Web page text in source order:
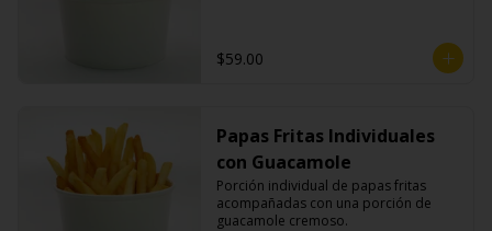
$59.00
Papas Fritas Individuales
con Guacamole
Porción individual de papas fritas
acompañadas con una porción de
guacamole cremoso.